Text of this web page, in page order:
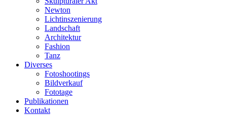
Newton
Lichtinszenierung
Landschaft
Architektur
Fashion
Tanz
Diverses
Fotoshootings
Bildverkauf
Fototage
Publikationen
Kontakt